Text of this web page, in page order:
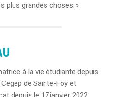
plus grandes choses. »
à la vie étudiante depuis
de Sainte-Foy et
depuis le 17 janvier 2022.